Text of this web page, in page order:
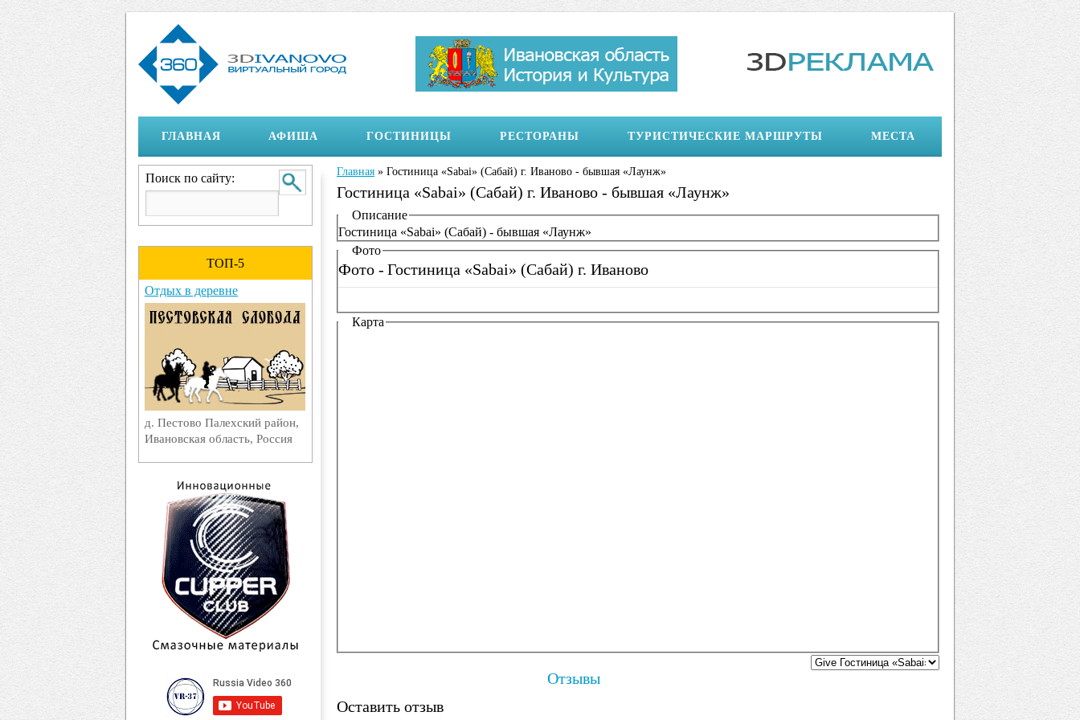
ГЛАВНАЯ АФИША ГОСТИНИЦЫ РЕСТОРАНЫ ТУРИСТИЧЕСКИЕ МАРШРУТЫ МЕСТА
Вы здесь
Главная » Гостиница «Sabai» (Сабай) г. Иваново - бывшая «Лаунж»
Гостиница «Sabai» (Сабай) г. Иваново - бывшая «Лаунж»
Отображение на странице
Описание
Гостиница «Sabai» (Сабай) - бывшая «Лаунж»
Фото
Фото - Гостиница «Sabai» (Сабай) г. Иваново
Карта
Отзывы
Оставить отзыв
Поиск по сайту:
ТОП-5
Отдых в деревне
д. Пестово Палехский район,
Ивановская область, Россия